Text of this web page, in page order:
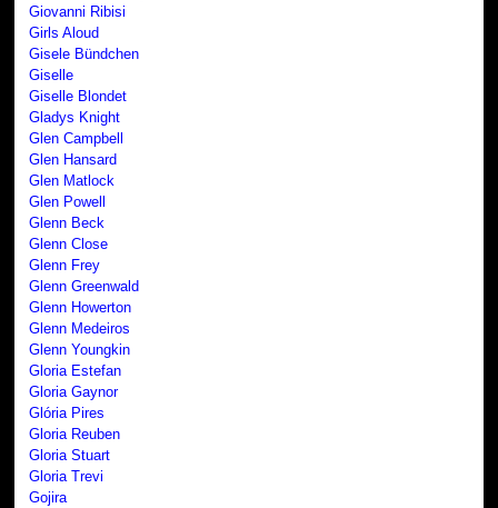
Giovanni Ribisi
Girls Aloud
Gisele Bündchen
Giselle
Giselle Blondet
Gladys Knight
Glen Campbell
Glen Hansard
Glen Matlock
Glen Powell
Glenn Beck
Glenn Close
Glenn Frey
Glenn Greenwald
Glenn Howerton
Glenn Medeiros
Glenn Youngkin
Gloria Estefan
Gloria Gaynor
Glória Pires
Gloria Reuben
Gloria Stuart
Gloria Trevi
Gojira